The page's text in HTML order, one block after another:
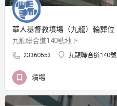
華人基督教墳場（九龍）輪葬位
九龍聯合道140號地下
23360653 九龍聯合道140號
墳場